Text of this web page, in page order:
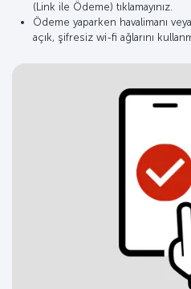
(Link ile Ödeme) tıklamayınız.
Ödeme yaparken havalimanı
açık, şifresiz wi-fi ağlarını